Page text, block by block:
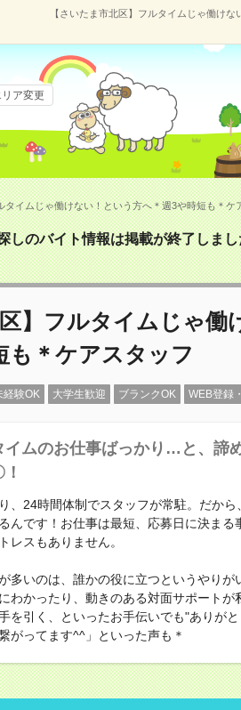
【さいたま市北区】フルタイムじゃ働け
リア変更
タイムじゃ働けない！という方へ＊週3や時短も＊ケ
しのバイト情報は掲載が終了しま
】フルタイムじゃ働
も＊ケアスタッフ
経験OK 大学生歓迎 ブランクOK WEB登録
イムのお仕事ばっかり…と、諦
、24時間体制でスタッフが常駐。だから
んです！お仕事は最短、応募日に決まる
スもありません。
多いのは、誰かの役に立つというやりが
わかったり、動きのある対面サポートが
を引く、といったお手伝いでも"ありが
がってます^^」といった声も＊